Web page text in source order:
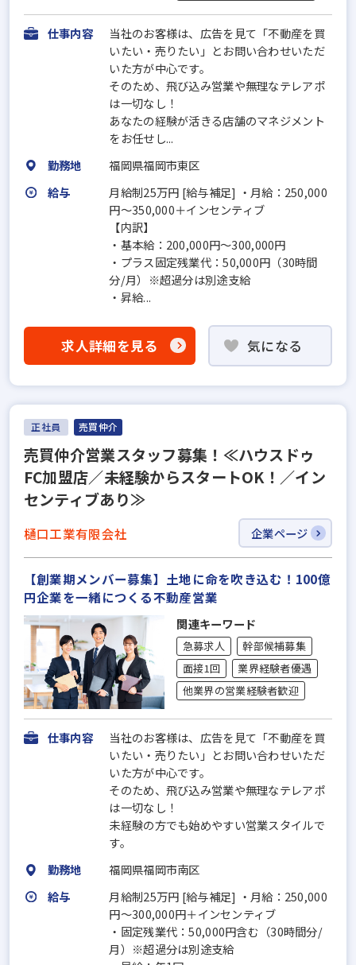
仕事内容
当社のお客様は、広告を見て「不動産を買
いたい・売りたい」とお問い合わせいただ
いた方が中心です。
そのため、飛び込み営業や無理なテレアポ
は一切なし！
あなたの経験が活きる店舗のマネジメント
をお任せし...
勤務地
福岡県福岡市東区
給与
月給制25万円 [給与補足] ・月給：250,000
円～350,000＋インセンティブ
【内訳】
・基本給：200,000円～300,000円
・プラス固定残業代：50,000円（30時間
分/月）※超過分は別途支給
・昇給...
求人詳細を見る 気になる
正社員 売買仲介
売買仲介営業スタッフ募集！≪ハウスドゥ
FC加盟店／未経験からスタートOK！／イン
センティブあり≫
樋口工業有限会社 企業ページ
【創業期メンバー募集】土地に命を吹き込む！100億
円企業を一緒につくる不動産営業
関連キーワード
急募求人
幹部候補募集
面接1回
業界経験者優遇
他業界の営業経験者歓迎
仕事内容
当社のお客様は、広告を見て「不動産を買
いたい・売りたい」とお問い合わせいただ
いた方が中心です。
そのため、飛び込み営業や無理なテレアポ
は一切なし！
未経験の方でも始めやすい営業スタイルで
す。
勤務地
福岡県福岡市南区
給与
月給制25万円 [給与補足] ・月給：250,000
円～300,000円＋インセンティブ
・固定残業代：50,000円含む（30時間分/
月）※超過分は別途支給